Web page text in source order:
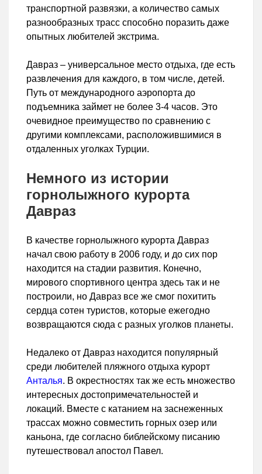
транспортной развязки, а количество самых
разнообразных трасс способно поразить даже
опытных любителей экстрима.
Давраз – универсальное место отдыха, где есть
развлечения для каждого, в том числе, детей.
Путь от международного аэропорта до
подъемника займет не более 3-4 часов. Это
очевидное преимущество по сравнению с
другими комплексами, расположившимися в
отдаленных уголках Турции.
Немного из истории
горнолыжного курорта
Давраз
В качестве горнолыжного курорта Давраз
начал свою работу в 2006 году, и до сих пор
находится на стадии развития. Конечно,
мирового спортивного центра здесь так и не
построили, но Давраз все же смог похитить
сердца сотен туристов, которые ежегодно
возвращаются сюда с разных уголков планеты.
Недалеко от Давраз находится популярный
среди любителей пляжного отдыха курорт
Анталья. В окрестностях так же есть множество
интересных достопримечательностей и
локаций. Вместе с катанием на заснеженных
трассах можно совместить горных озер или
каньона, где согласно библейскому писанию
путешествовал апостол Павел.